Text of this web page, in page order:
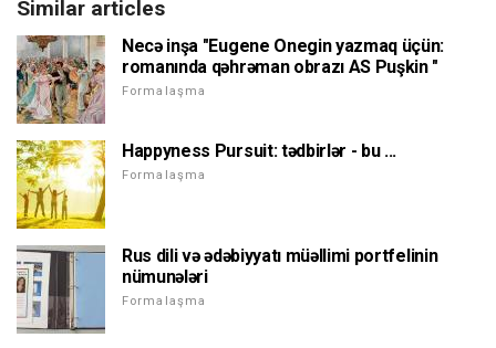
Similar articles
Necə inşa "Eugene Onegin yazmaq üçün:
romanında qəhrəman obrazı AS Puşkin "
Formalaşma
Happyness Pursuit: tədbirlər - bu ...
Formalaşma
Rus dili və ədəbiyyatı müəllimi portfelinin
nümunələri
Formalaşma